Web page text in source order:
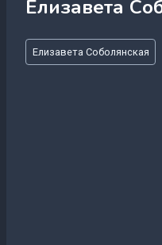
Елизавета
Метки
записи:
Елизавета Соболянская